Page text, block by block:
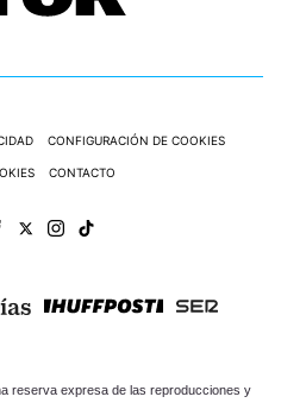
CONFIGURACIÓN DE COOKIES
CONTACTO
reserva expresa de las reproducciones y